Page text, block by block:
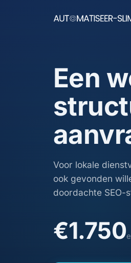
Een
Voor lokale
ook gevonden
doordachte SEO-
€1.750